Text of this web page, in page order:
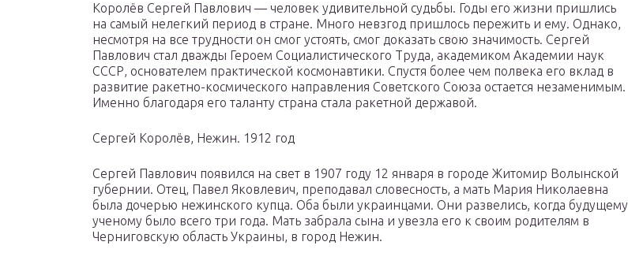
Королёв Сергей Павлович — человек удивительной судьбы. Годы его жизни пришлись
на самый нелегкий период в стране. Много невзгод пришлось пережить и ему. Однако,
несмотря на все трудности он смог устоять, смог доказать свою значимость. Сергей
Павлович стал дважды Героем Социалистического Труда, академиком Академии наук
СССР, основателем практической космонавтики. Спустя более чем полвека его вклад в
развитие ракетно-космического направления Советского Союза остается незаменимым.
Именно благодаря его таланту страна стала ракетной державой.
Сергей Королёв, Нежин. 1912 год
Сергей Павлович появился на свет в 1907 году 12 января в городе Житомир Волынской
губернии. Отец, Павел Яковлевич, преподавал словесность, а мать Мария Николаевна
была дочерью нежинского купца. Оба были украинцами. Они развелись, когда будущему
ученому было всего три года. Мать забрала сына и увезла его к своим родителям в
Черниговскую область Украины, в город Нежин.